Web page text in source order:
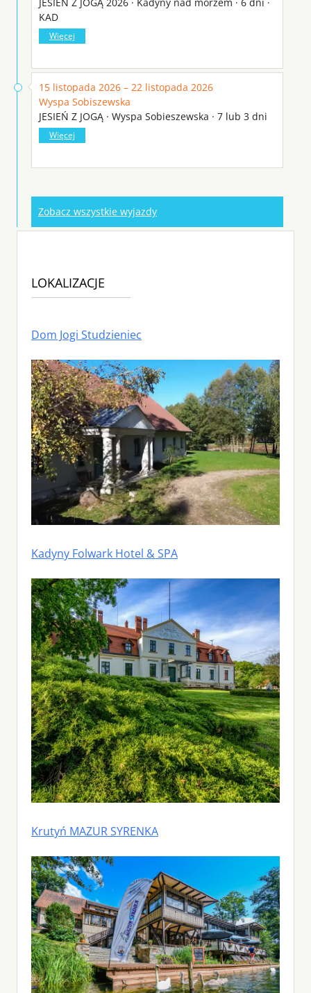
KAD
Więcej
15 listopada 2026 – 22 listopada 2026
Wyspa Sobiszewska
JESIEŃ Z JOGĄ · Wyspa Sobieszewska · 7 lub 3 dni
Więcej
Zobacz wszystkie wyjazdy
LOKALIZACJE
Dom Jogi Studzieniec
Kadyny Folwark Hotel & SPA
Krutyń MAZUR SYRENKA